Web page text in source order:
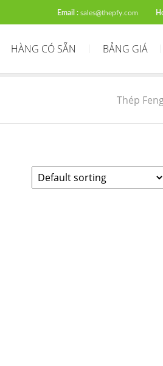
Email : sales@thepfy.com
HÀNG CÓ SẴN BẢNG GIÁ
Thép